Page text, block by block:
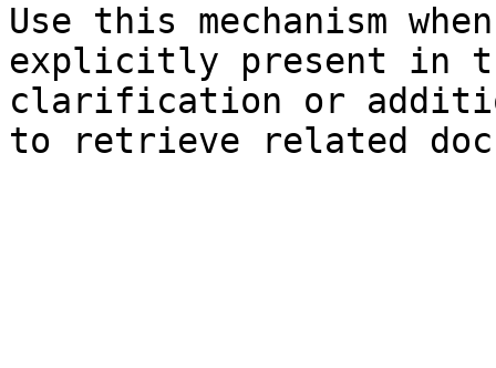
Use this mechanism
explicitly present in
clarification or